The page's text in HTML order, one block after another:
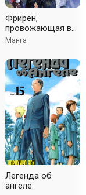
Фрирен,
провожающая в
последний путь
Манга
Легенда об
ангеле